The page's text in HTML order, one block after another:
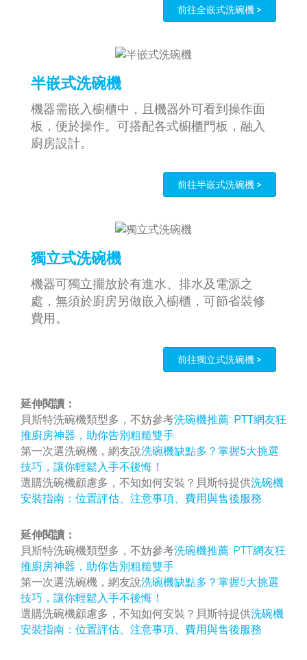
前往全嵌式洗碗機 >
半嵌式洗碗機
機器需嵌入櫥櫃中，且機器外可看到操作面
板，便於操作。可搭配各式櫥櫃門板，融入
廚房設計。
前往半嵌式洗碗機 >
獨立式洗碗機
機器可獨立擺放於有進水、排水及電源之
處，無須於廚房另做嵌入櫥櫃，可節省裝修
費用。
前往獨立式洗碗機 >
延伸閱讀：
貝斯特洗碗機類型多，不妨參考洗碗機推薦: PTT網友狂
推廚房神器，助你告別粗糙雙手
第一次選洗碗機，網友說洗碗機缺點多？掌握5大挑選
技巧，讓你輕鬆入手不後悔！
選購洗碗機顧慮多，不知如何安裝？貝斯特提供洗碗機
安裝指南：位置評估、注意事項、費用與售後服務
延伸閱讀：
貝斯特洗碗機類型多，不妨參考洗碗機推薦: PTT網友狂
推廚房神器，助你告別粗糙雙手
第一次選洗碗機，網友說洗碗機缺點多？掌握5大挑選
技巧，讓你輕鬆入手不後悔！
選購洗碗機顧慮多，不知如何安裝？貝斯特提供洗碗機
安裝指南：位置評估、注意事項、費用與售後服務